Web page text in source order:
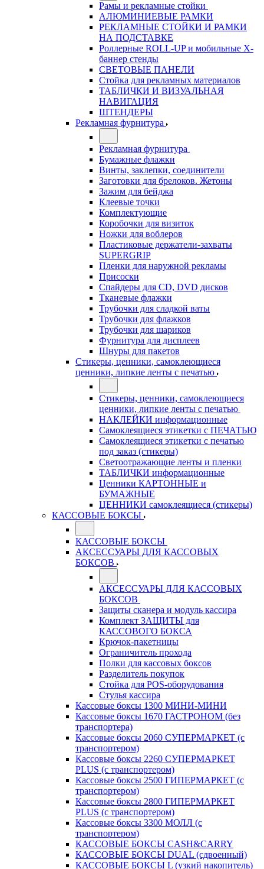
Рамы и рекламные стойки
АЛЮМИНИЕВЫЕ РАМКИ
РЕКЛАМНЫЕ СТОЙКИ И РАМКИ
НА ПОДСТАВКЕ
Роллерные ROLL-UP и мобильные X-
баннер стенды
СВЕТОВЫЕ ПАНЕЛИ
Стойка для рекламных материалов
ТАБЛИЧКИ И ВИЗУАЛЬНАЯ
НАВИГАЦИЯ
ШТЕНДЕРЫ
Рекламная фурнитура
Рекламная фурнитура
Бумажные флажки
Винты, заклепки, соединители
Заготовки для брелоков. Жетоны
Зажим для бейджа
Клеевые точки
Комплектующие
Коробочки для визиток
Ножки для воблеров
Пластиковые держатели-захваты
SUPERGRIP
Пленки для наружной рекламы
Присоски
Спайдеры для CD, DVD дисков
Тканевые флажки
Трубочки для сладкой ваты
Трубочки для флажков
Трубочки для шариков
Фурнитура для дисплеев
Шнуры для пакетов
Стикеры, ценники, самоклеющиеся
ценники, липкие ленты с печатью
Стикеры, ценники, самоклеющиеся
ценники, липкие ленты с печатью
НАКЛЕЙКИ информационные
Самоклеящиеся этикетки с ПЕЧАТЬЮ
Самоклеящиеся этикетки с печатью
под заказ (стикеры)
Светоотражающие ленты и пленки
ТАБЛИЧКИ информационные
Ценники КАРТОННЫЕ и
БУМАЖНЫЕ
ЦЕННИКИ самоклеящиеся (стикеры)
КАССОВЫЕ БОКСЫ
КАССОВЫЕ БОКСЫ
АКСЕССУАРЫ ДЛЯ КАССОВЫХ
БОКСОВ
АКСЕССУАРЫ ДЛЯ КАССОВЫХ
БОКСОВ
Защиты сканера и модуль кассира
Комплект ЗАЩИТЫ для
КАССОВОГО БОКСА
Крючок-пакетницы
Ограничитель прохода
Полки для кассовых боксов
Разделитель покупок
Стойка для POS-оборудования
Стулья кассира
Кассовые боксы 1300 МИНИ-МИНИ
Кассовые боксы 1670 ГАСТРОНОМ (без
транспортера)
Кассовые боксы 2060 СУПЕРМАРКЕТ (с
транспортером)
Кассовые боксы 2260 СУПЕРМАРКЕТ
PLUS (с транспортером)
Кассовые боксы 2500 ГИПЕРМАРКЕТ (с
транспортером)
Кассовые боксы 2800 ГИПЕРМАРКЕТ
PLUS (с транспортером)
Кассовые боксы 3300 МОЛЛ (с
транспортером)
КАССОВЫЕ БОКСЫ CASH&CARRY
КАССОВЫЕ БОКСЫ DUAL (сдвоенный)
КАССОВЫЕ БОКСЫ L (узкий накопитель)